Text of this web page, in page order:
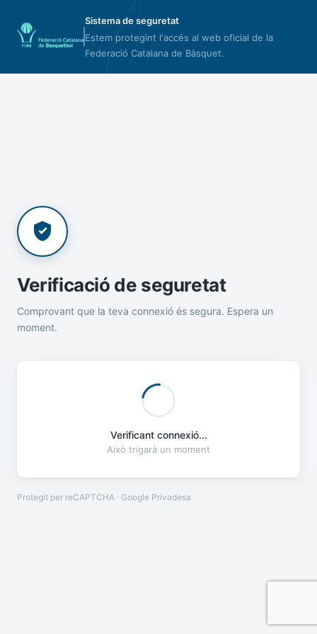
Sistema de seguretat
Estem protegint l'accés al web oficial de la
Federació Catalana de Bàsquet.
Verificació de seguretat
Comprovant que la teva connexió és segura. Espera un
moment.
Verificant connexió...
Això trigarà un moment
Protegit per reCAPTCHA · Google Privadesa